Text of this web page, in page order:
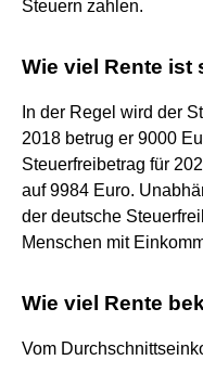
Steuern zahlen.
Wie viel Rente ist
In der Regel wird der
2018 betrug er 9000
Steuerfreibetrag für
auf 9984 Euro.
der deutsche
Menschen mit
Wie viel Rente
Vom